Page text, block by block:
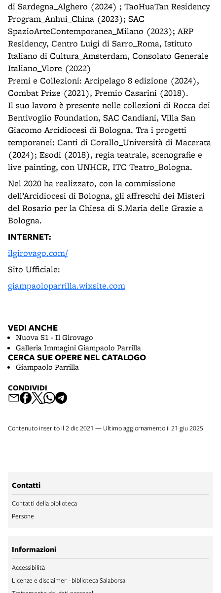
di Sardegna_Alghero (2024) ; TaoHuaTan Residency
Program_Anhui_China (2023); SAC
SpazioArteContemporanea_Milano (2023); ARP
Residency, Centro Luigi di Sarro_Roma, Istituto
Italiano di Cultura_Amsterdam, Consolato Generale
Italiano_Vlore (2022)
Premi e Collezioni: Arcipelago 8 edizione (2024),
Combat Prize (2021), Premio Casarini (2018).
Il suo lavoro è presente nelle collezioni di Rocca dei
Bentivoglio Foundation, SAC Candiani, Villa San
Giacomo Arcidiocesi di Bologna. Tra i progetti
temporanei: Canti di Corallo_Università di Macerata
(2024); Esodi (2018), regia teatrale, scenografie e
live painting, con UNHCR, ITC Teatro_Bologna.
Nel 2020 ha realizzato, con la commissione
dell’Arcidiocesi di Bologna, gli affreschi dei Misteri
del Rosario per la Chiesa di S.Maria delle Grazie a
Bologna.
INTERNET:
ilgirovago.com/
Sito Ufficiale:
giampaoloparrilla.wixsite.com
VEDI ANCHE
Nuova S1 - Il Girovago
Galleria Immagini Giampaolo Parrilla
CERCA SUE OPERE NEL CATALOGO
Giampaolo Parrilla
CONDIVIDI
Contenuto inserito il 2 dic 2021 — Ultimo aggiornamento il 21 giu 2025
Contatti
Contatti della biblioteca
Persone
Informazioni
Accessibilità
Licenze e disclaimer - biblioteca Salaborsa